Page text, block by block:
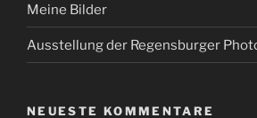
Meine Bilder
Ausstellung der Regensburger
NEUESTE KOMMENTARE